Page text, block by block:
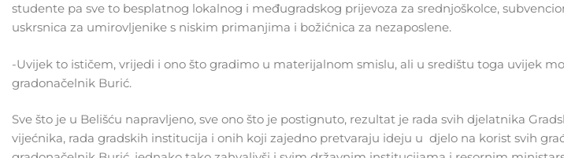
studente pa sve to besplatnog lokalnog i međugradskog prijevoza za srednjoškolce,
uskrsnica za umirovljenike s niskim primanjima i božićnica za nezaposlene.
-Uvijek to ističem, vrijedi i ono što gradimo u materijalnom smislu, ali u središtu toga uvijek
gradonačelnik Burić.
Sve što je u Belišću napravljeno, sve ono što je postignuto, rezultat je rada svih djelatnika
vijećnika, rada gradskih institucija i onih koji zajedno pretvaraju ideju u djelo na korist svih